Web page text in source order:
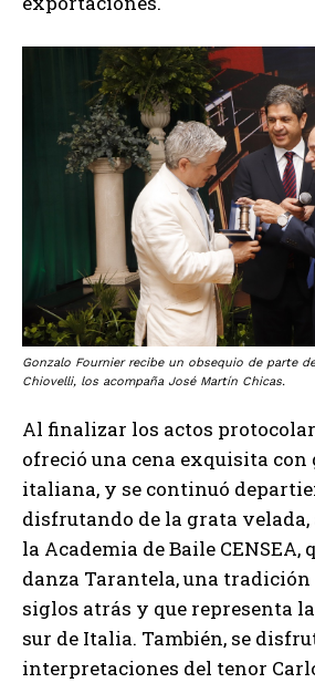
Gonzalo Fournier recibe un obsequio de parte
Chiovelli, los acompaña José Martín Chicas.
Al finalizar los actos
ofreció una cena exquisita
italiana, y se continuó
disfrutando de la grata
la Academia de Baile
danza Tarantela, una tradición
siglos atrás y que representa
sur de Italia. También, se
interpretaciones del tenor